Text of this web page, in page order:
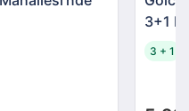
3+1
3 + 1